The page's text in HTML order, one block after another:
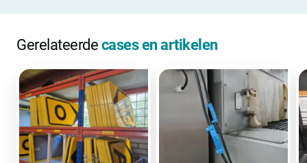
Gerelateerde cases en artikelen